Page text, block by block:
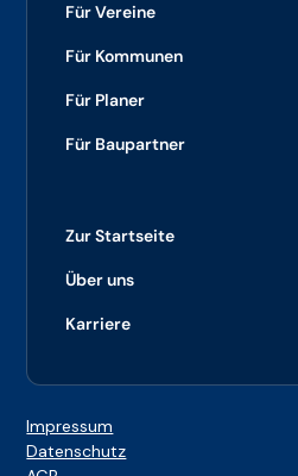
Für Vereine
Für Kommunen
Für Planer
Für Baupartner
Zur Startseite
Über uns
Karriere
Impressum
Datenschutz